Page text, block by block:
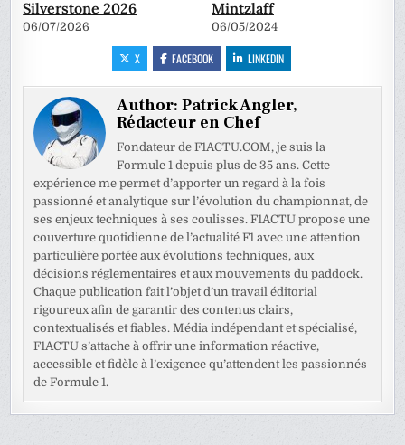
Silverstone 2026
06/07/2026
Mintzlaff
06/05/2024
X FACEBOOK LINKEDIN
Author:Patrick Angler,
Rédacteur en Chef
Fondateur de F1ACTU.COM, je suis la
Formule 1 depuis plus de 35 ans. Cette
expérience me permet d’apporter un regard à la fois
passionné et analytique sur l’évolution du championnat, de
ses enjeux techniques à ses coulisses. F1ACTU propose une
couverture quotidienne de l’actualité F1 avec une attention
particulière portée aux évolutions techniques, aux
décisions réglementaires et aux mouvements du paddock.
Chaque publication fait l’objet d’un travail éditorial
rigoureux afin de garantir des contenus clairs,
contextualisés et fiables. Média indépendant et spécialisé,
F1ACTU s’attache à offrir une information réactive,
accessible et fidèle à l’exigence qu’attendent les passionnés
de Formule 1.